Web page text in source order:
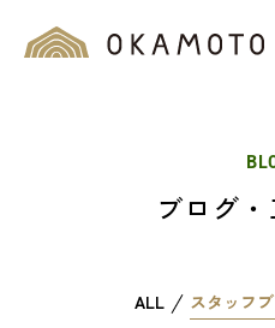
ブログ
ALL スタッフ